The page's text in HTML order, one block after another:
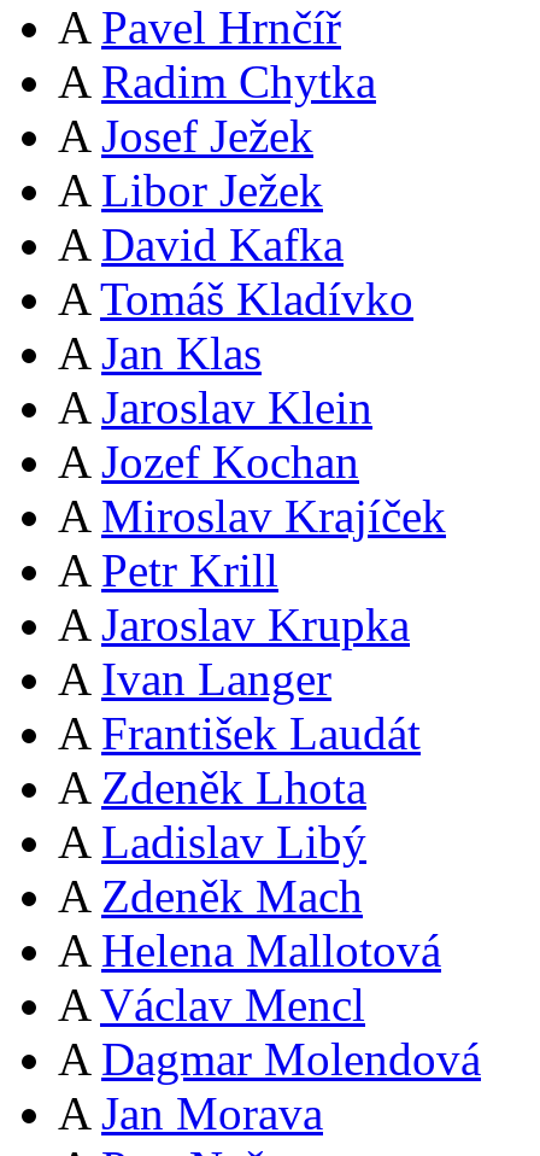
A Pavel Hrnčíř
A Radim Chytka
A Josef Ježek
A Libor Ježek
A David Kafka
A Tomáš Kladívko
A Jan Klas
A Jaroslav Klein
A Jozef Kochan
A Miroslav Krajíček
A Petr Krill
A Jaroslav Krupka
A Ivan Langer
A František Laudát
A Zdeněk Lhota
A Ladislav Libý
A Zdeněk Mach
A Helena Mallotová
A Václav Mencl
A Dagmar Molendová
A Jan Morava